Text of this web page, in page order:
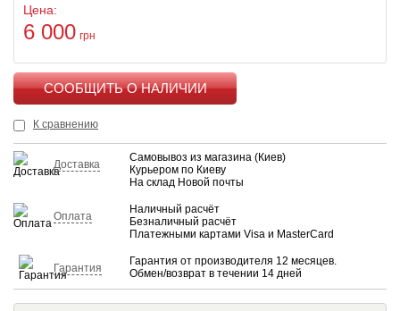
Цена:
6 000 грн
К сравнению
Доставка
Самовывоз из магазина (Киев)
Курьером по Киеву
На склад Новой почты
Оплата
Наличный расчёт
Безналичный расчёт
Платежными картами Visa и MasterCard
Гарантия
Гарантия от производителя 12 месяцев.
Обмен/возврат в течении 14 дней